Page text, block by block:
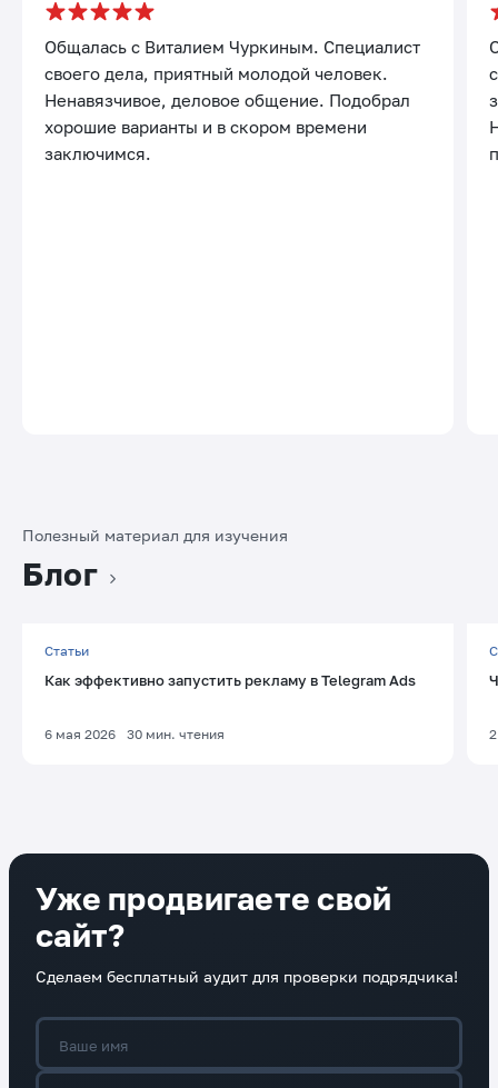
Общалась с Виталием Чуркиным. Специалист
своего дела, приятный молодой человек.
Ненавязчивое, деловое общение. Подобрал
хорошие варианты и в скором времени
заключимся.
Полезный материал для изучения
Блог
Статьи
Как эффективно запустить рекламу в Telegram Ads
6 мая 2026 30 мин. чтения
Уже продвигаете свой
сайт?
Сделаем бесплатный аудит для проверки подрядчика!
Ваше имя